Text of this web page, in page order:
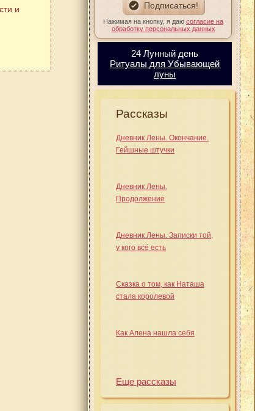
и
Нажимая на кнопку, я даю согласие на
обработку персональных данных
24 Лунный день
Ритуалы для Убывающей
луны
Рассказы
Дневник Лены. Окончание.
Гейшные штучки
Дневник Лены.
Продолжение
Дневник Лены. Записки той,
у кого всё есть
Сказка о том, как Наташа
стала королевой
Как Алена нашла себя
Еще рассказы